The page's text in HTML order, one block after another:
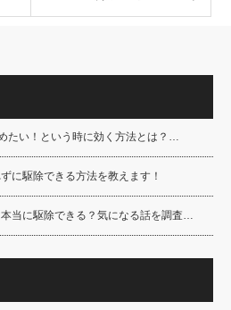
たい！という時に効く方法とは？…
に駆除できる方法を教えます！
当に駆除できる？気になる話を調査…